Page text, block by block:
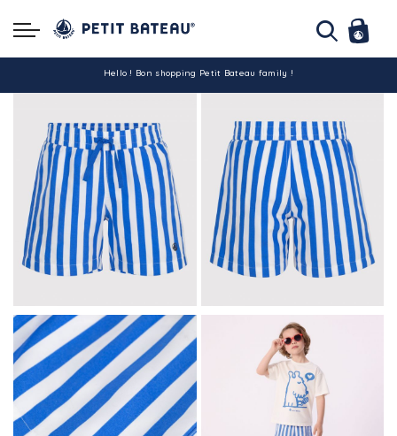
Hello ! Bon shopping Petit Bateau family !
La livraison est assurée partout en Tunisie !
-10% pour tout paiement par carte bancaire (hors promo)